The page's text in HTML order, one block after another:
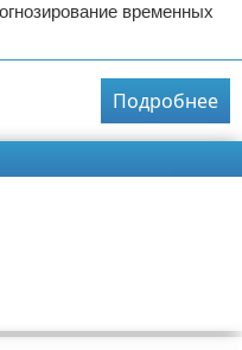
временных
Подробнее